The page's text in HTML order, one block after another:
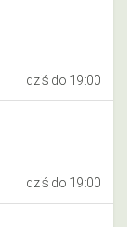
dziś do 19:00
dziś do 19:00